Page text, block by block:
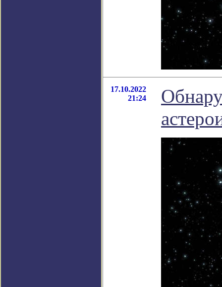
17.10.2022
21:24